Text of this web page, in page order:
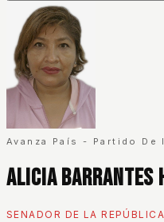
Avanza País - Partido
Alicia Barrantes
SENADOR DE LA REPÚBLICA